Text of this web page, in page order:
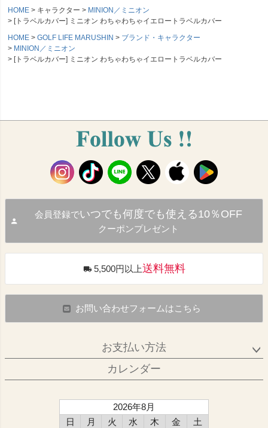
HOME キャラクター
MINION／ミニオン
[トラベルカバー] ミニオン わちゃわちゃイエロートラベルカバー
HOME
GOLF LIFE MARUSHIN
ブランド・キャラクター
MINION／ミニオン
[トラベルカバー] ミニオン わちゃわちゃイエロートラベルカバー
会員登録でいつでも何度でも使える10％OFF
クーポンプレゼント
5,500円以上送料無料
お問い合わせフォームはこちら
お支払い方法
カレンダー
2026年8月
日
月 火 水 木 金
土